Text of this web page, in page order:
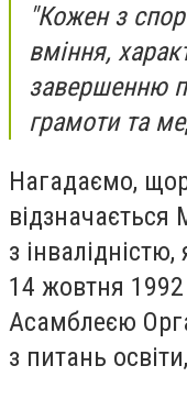
"Кожен з
вміння,
завершенню
грамоти та
Нагадаємо,
з
14 жовтня
Асамблеєю
з питань